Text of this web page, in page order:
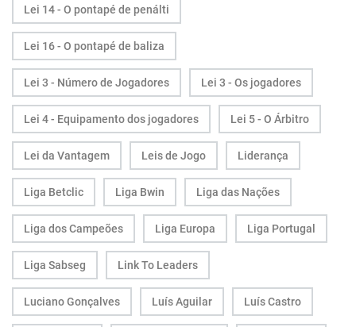
Lei 14 - O pontapé de penálti
Lei 16 - O pontapé de baliza
Lei 3 - Número de Jogadores Lei 3 - Os jogadores
Lei 4 - Equipamento dos jogadores Lei 5 - O Árbitro
Lei da Vantagem Leis de Jogo Liderança
Liga Betclic Liga Bwin Liga das Nações
Liga dos Campeões Liga Europa Liga Portugal
Liga Sabseg Link To Leaders
Luciano Gonçalves Luís Aguilar Luís Castro